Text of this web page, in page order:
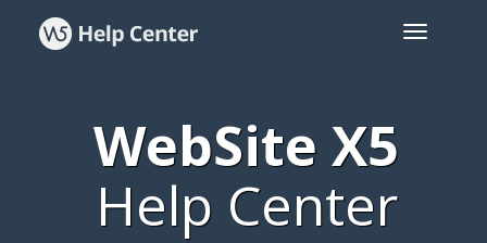
WebSite X5
Help Center